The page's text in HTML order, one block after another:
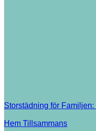
Storstädning för
Hem Tillsammans